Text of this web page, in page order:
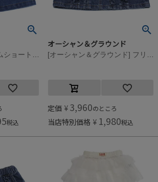
税込
オーシャン＆グラウンド
定価 ¥ 3,960のところ
当店特別価格 ¥ 1,980税込